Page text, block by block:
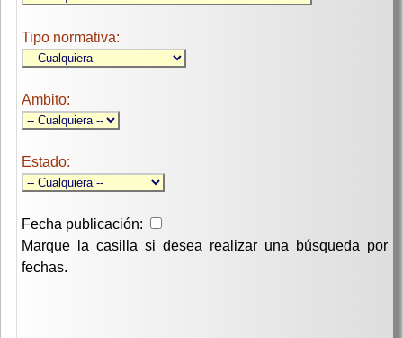
Tipo normativa:
Ambito:
Estado:
Fecha publicación:
Marque la casilla si desea realizar una búsqueda por
fechas.